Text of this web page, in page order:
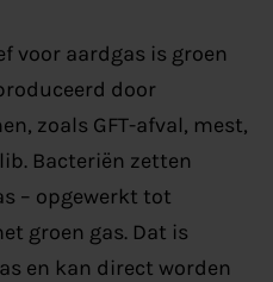
voor aardgas is groen
door
zoals GFT-afval, mest,
Bacteriën zetten
– opgewerkt tot
groen gas. Dat is
en kan direct worden